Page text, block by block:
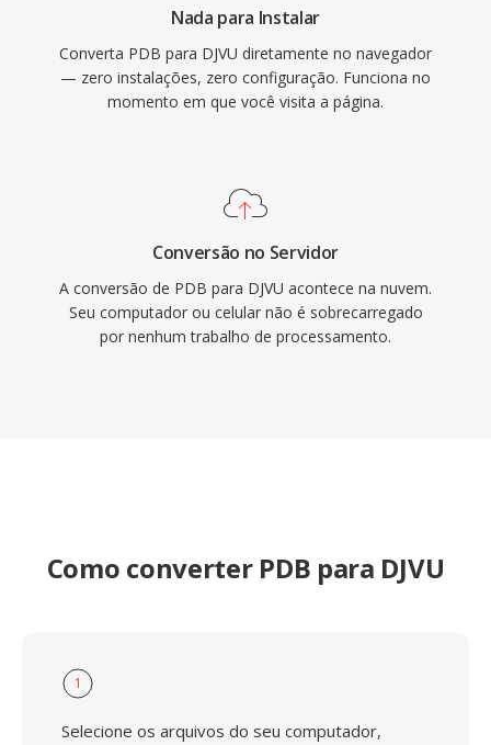
Nada para Instalar
Converta PDB para DJVU diretamente no navegador
— zero instalações, zero configuração. Funciona no
momento em que você visita a página.
Conversão no Servidor
A conversão de PDB para DJVU acontece na nuvem.
Seu computador ou celular não é sobrecarregado
por nenhum trabalho de processamento.
Como converter PDB para DJVU
1
Selecione os arquivos do seu computador,